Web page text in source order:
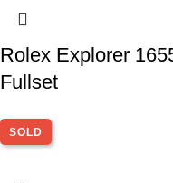
Rolex Explorer
Fullset
SOLD